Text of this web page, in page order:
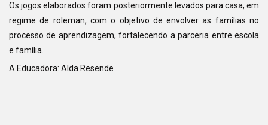
Os jogos elaborados foram posteriormente levados para casa, em
regime de roleman, com o objetivo de envolver as famílias no
processo de aprendizagem, fortalecendo a parceria entre escola
e família.
A Educadora: Alda Resende